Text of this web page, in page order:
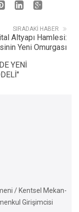
SIRADAKI HABER
Altyapı Hamlesi:
Yeni Omurgası
YENİ
/ Kentsel Mekan-
Girişimcisi